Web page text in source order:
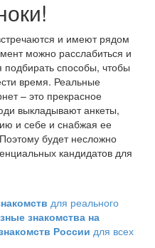
и имеют рядом
можно расслабиться и
подбирать способы, чтобы
время. Реальные
– это прекрасное
выкладывают анкеты,
и себе и снабжая ее
будет несложно
кандидатов для
для реального
знакомства на
России для всех